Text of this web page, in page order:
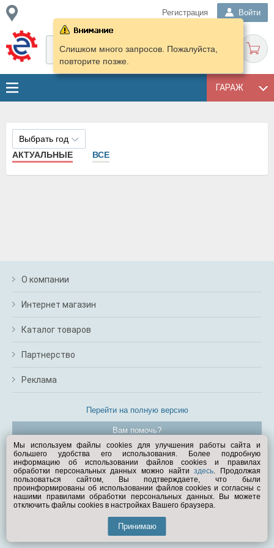
Регистрация Войти
ГАРАЖ
Слишком много запросов. Пожалуйста,
повторите позже.
Выбрать год
АКТУАЛЬНЫЕ
ВСЕ
О компании
Интернет магазин
Каталог товаров
Партнерство
Реклама
Перейти на полную версию
Вам помочь?
© Exist.ru 1998—2026
Мы используем файлы cookies для улучшения работы сайта и
большего удобства его использования. Более подробную
информацию об использовании файлов cookies и правилах
обработки персональных данных можно найтиздесь. Продолжая
пользоваться сайтом, Вы подтверждаете, что были
проинформированы об использовании файлов cookies и согласны с
нашими правилами обработки персональных данных. Вы можете
отключить файлы cookies в настройках Вашего браузера.
Принимаю